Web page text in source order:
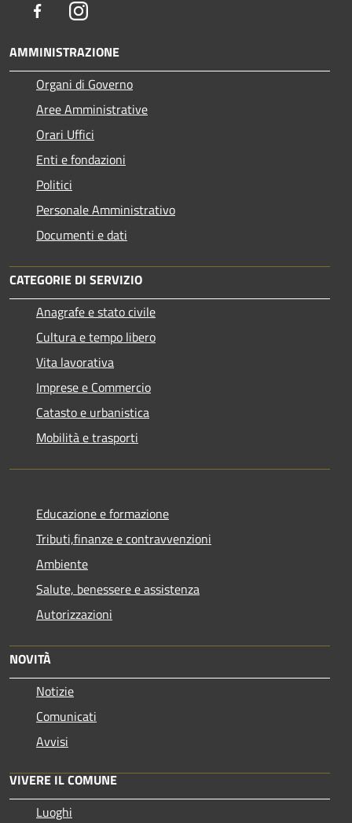
FacebookInstagram
AMMINISTRAZIONE
Organi di Governo
Aree Amministrative
Orari Uffici
Enti e fondazioni
Politici
Personale Amministrativo
Documenti e dati
CATEGORIE DI SERVIZIO
Anagrafe e stato civile
Cultura e tempo libero
Vita lavorativa
Imprese e Commercio
Catasto e urbanistica
Mobilità e trasporti
Educazione e formazione
Tributi,finanze e contravvenzioni
Ambiente
Salute, benessere e assistenza
Autorizzazioni
NOVITÀ
Notizie
Comunicati
Avvisi
VIVERE IL COMUNE
Luoghi